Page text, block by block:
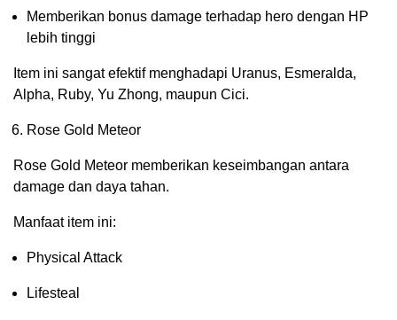
Memberikan bonus damage terhadap hero dengan HP
lebih tinggi
Item ini sangat efektif menghadapi Uranus, Esmeralda,
Alpha, Ruby, Yu Zhong, maupun Cici.
Rose Gold Meteor
Rose Gold Meteor memberikan keseimbangan antara
damage dan daya tahan.
Manfaat item ini:
Physical Attack
Lifesteal